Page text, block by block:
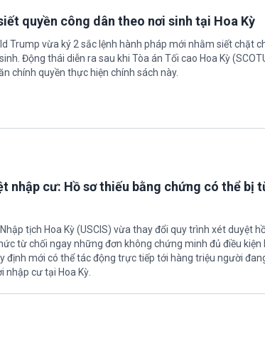
quyền công dân theo nơi sinh tại Hoa Kỳ
Trump vừa ký 2 sắc lệnh hành pháp mới nhằm siết chặt
Động thái diễn ra sau khi Tòa án Tối cao Hoa Kỳ
chính quyền thực hiện chính sách này.
nhập cư: Hồ sơ thiếu bằng chứng có thể bị
tịch Hoa Kỳ (USCIS) vừa thay đổi quy trình xét duyệt
từ chối ngay những đơn không chứng minh đủ điều kiện
định mới có thể tác động trực tiếp tới hàng triệu người
nhập cư tại Hoa Kỳ.